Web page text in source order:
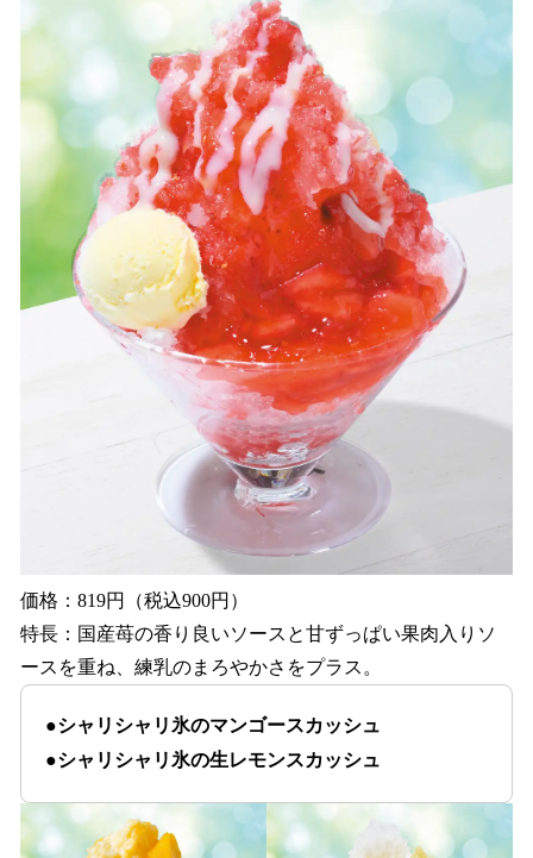
価格：819円（税込900円）
特長：国産苺の香り良いソースと甘ずっぱい果肉入りソ
ースを重ね、練乳のまろやかさをプラス。
●シャリシャリ氷のマンゴースカッシュ
●シャリシャリ氷の生レモンスカッシュ